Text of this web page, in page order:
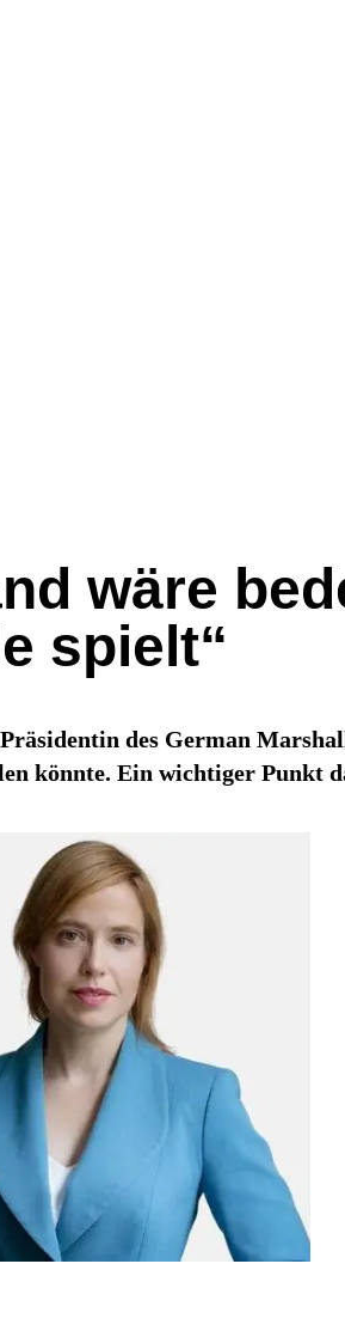
wäre
spielt“
des German
könnte. Ein wichtiger Punkt